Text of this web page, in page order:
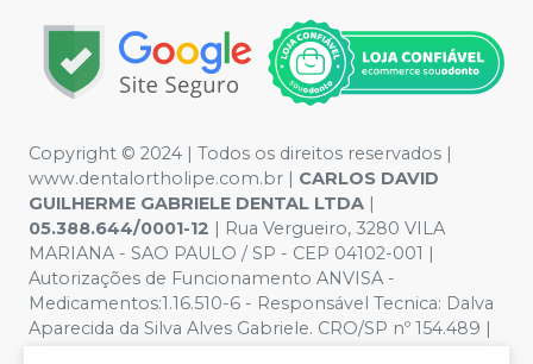
Copyright © 2024 | Todos os direitos reservados |
www.dentalortholipe.com.br | CARLOS DAVID
GUILHERME GABRIELE DENTAL LTDA |
05.388.644/0001-12 | Rua Vergueiro, 3280 VILA
MARIANA - SAO PAULO / SP - CEP 04102-001 |
Autorizações de Funcionamento ANVISA -
Medicamentos:1.16.510-6 - Responsável Tecnica: Dalva
Aparecida da Silva Alves Gabriele. CRO/SP nº 154.489 |